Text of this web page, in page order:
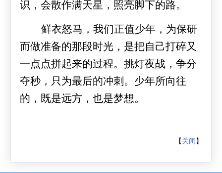
识，会散作满天星，照亮脚下的路。
鲜衣怒马，我们正值少年，为保研
而做准备的那段时光，是把自己打碎又
一点点拼起来的过程。挑灯夜战，争分
夺秒，只为最后的冲刺。少年所向往
的，既是远方，也是梦想。
【 关闭 】